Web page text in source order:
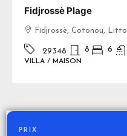
Fidjrossè Plage
Fidjrossè, Cotonou,
29348 8 6
VILLA / MAISON
PRIX